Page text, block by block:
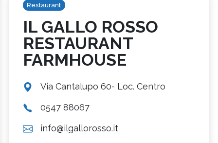
Restaurant
IL GALLO ROSSO
RESTAURANT
FARMHOUSE
Via Cantalupo 60- Loc. Centro
0547 88067
info@ilgallorosso.it